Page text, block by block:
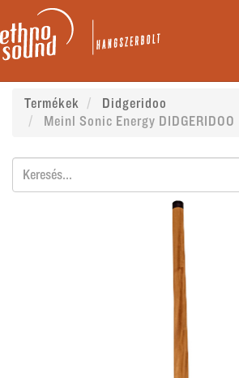
Termékek
Didgeridoo
Meinl Sonic Energy DIDGERIDOO